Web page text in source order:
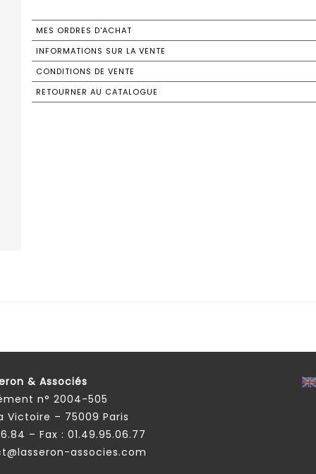
MES ORDRES D'ACHAT
INFORMATIONS SUR LA VENTE
CONDITIONS DE VENTE
RETOURNER AU CATALOGUE
& Associés
n° 2004-505
Victoire – 75009 Paris
– Fax : 01.49.95.06.77
associes.com